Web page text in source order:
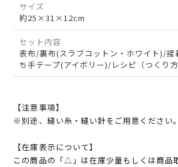
サイズ
約25×31×12cm
セット内容
表布/裏布(スラブコットン・ホワイト)/
ち手テープ(アイボリー)/レシピ（つくり方
【注意事項】
※別途、縫い糸・縫い針をご用意ください。
【在庫表示について】
この商品の「△」は在庫少量もしくは商品